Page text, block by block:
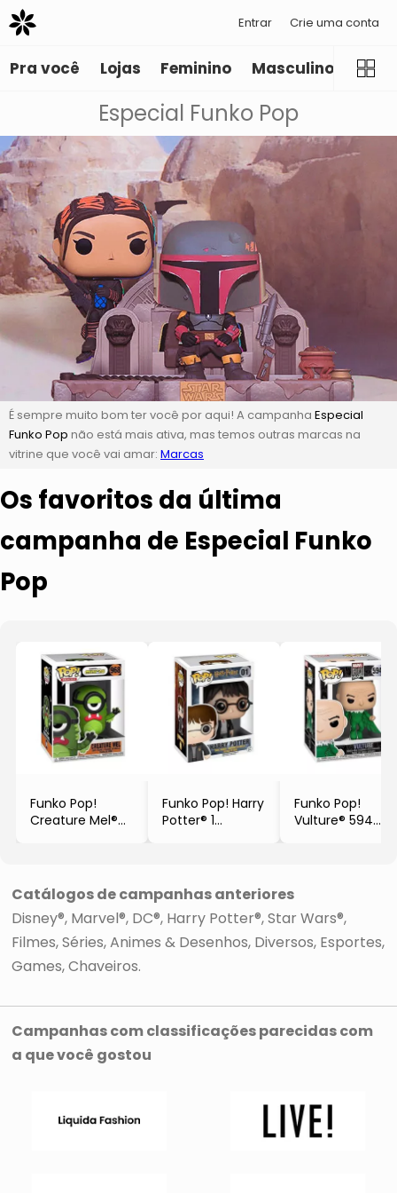
Entrar Crie uma conta
Pra você Lojas Feminino Masculino
Especial Funko Pop
É sempre muito bom ter você por aqui! A campanha Especial
Funko Pop não está mais ativa, mas temos outras marcas na
vitrine que você vai amar: Marcas
Os favoritos da última
campanha de Especial Funko
Pop
Funko Pop!
Creature Mel®
Funko Pop! Harry
Potter® 1
Funko Pop!
Vulture® 594
Catálogos de campanhas anteriores
Disney® Marvel® DC® Harry Potter® Star Wars®
Filmes Séries Animes & Desenhos Diversos Esportes
Games Chaveiros
Campanhas com classificações parecidas com
a que você gostou